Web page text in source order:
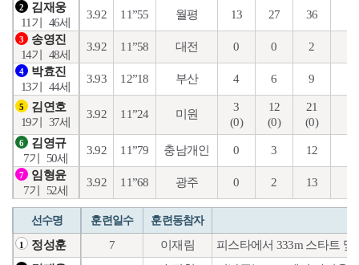
2
김재웅
11기
46세
3.92 11”55 월평 13 27 36
3
송영진
14기
48세
3.92 11”58 대전 0 0 2
4
박효진
13기
44세
3.93 12”18 부산 4 6 9
5
김연호
19기
37세
3.92 11”24 미원
3
(0)
12
(0)
21
(0)
6
김영규
7기
50세
3.92 11”79 충남개인 0 3 12
7
임형윤
7기
52세
3.92 11”68 광주 0 2 13
선수명 훈련일수 훈련동참자
1 정성훈 7 이재림 피스타에서 333m 스타트